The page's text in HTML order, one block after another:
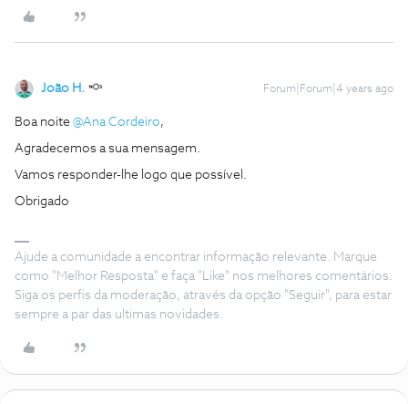
João H. Forum|Forum|4 years ago
Boa noite @Ana Cordeiro,
Agradecemos a sua mensagem.
Vamos responder-lhe logo que possível.
Obrigado
Ajude a comunidade a encontrar informação relevante. Marque
como "Melhor Resposta" e faça "Like" nos melhores comentários.
Siga os perfis da moderação, através da opção "Seguir", para estar
sempre a par das ultimas novidades.